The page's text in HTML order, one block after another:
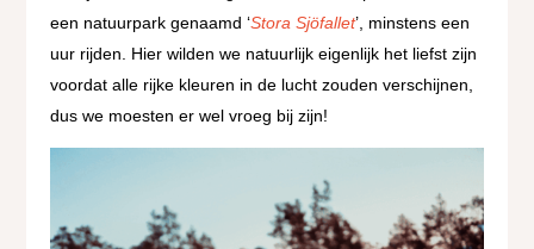
een natuurpark genaamd ‘Stora Sjöfallet’, minstens een
uur rijden. Hier wilden we natuurlijk eigenlijk het liefst zijn
voordat alle rijke kleuren in de lucht zouden verschijnen,
dus we moesten er wel vroeg bij zijn!